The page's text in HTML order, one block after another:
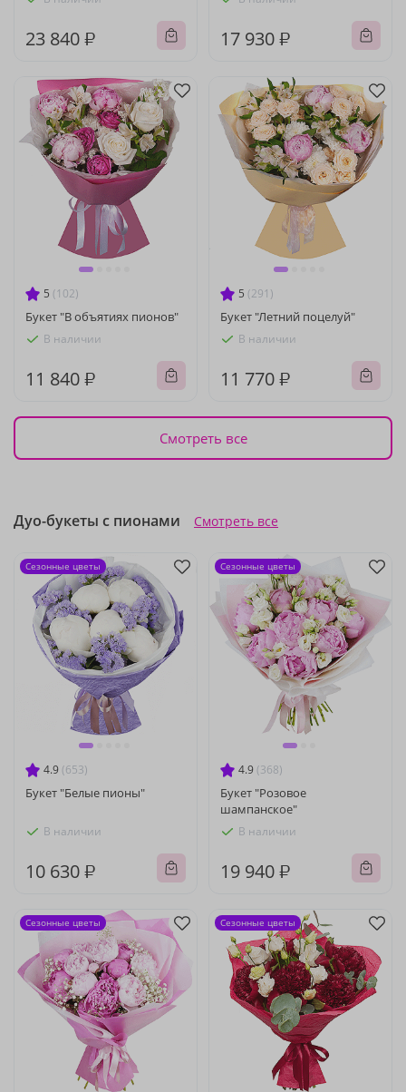
23 840 ₽ 17 930 ₽
5 (102)
Букет "В объятиях пионов"
В наличии
11 840 ₽
5 (291)
Букет "Летний поцелуй"
В наличии
11 770 ₽
Смотреть все
Дуо-букеты с пионами Смотреть все
4.9 (653)
Букет "Белые пионы"
В наличии
10 630 ₽
Сезонные цветы
4.9 (368)
Букет "Розовое
шампанское"
В наличии
19 940 ₽
Сезонные цветы
Сезонные цветы Сезонные цветы